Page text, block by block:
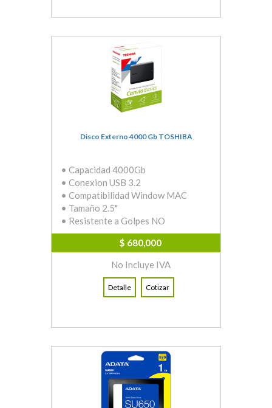
Disco Externo 4000 Gb TOSHIBA
• Capacidad 4000Gb
• Conexion USB 3.2
• Compatibilidad Window MAC
• Tamaño 2.5"
• Resistente a Golpes NO
$ 680,000
No Incluye IVA
Detalle Cotizar